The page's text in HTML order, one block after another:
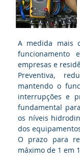
A medida mais
empresas e
Preventiva,
mantendo o
interrupções e
fundamental
os níveis
dos
O prazo para
máximo de 1 em